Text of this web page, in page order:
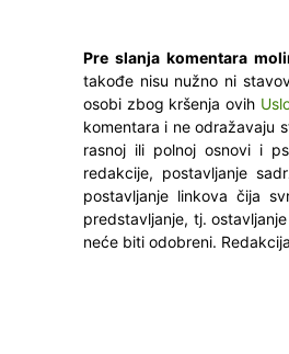
Pre slanja komentara
takođe nisu nužno ni
osobi zbog kršenja ovih
komentara i ne odražavaju
rasnoj ili polnoj osnovi i
redakcije, postavljanje
postavljanje linkova čija
predstavljanje, tj.
neće biti odobreni.